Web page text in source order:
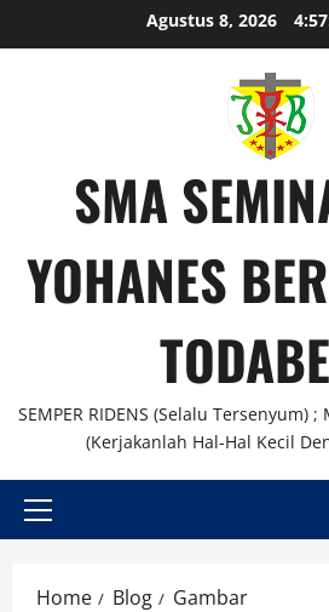
to
Agustus 8, 2026
SMA
YOHANES
SEMPER RIDENS (Selalu Tersenyum) ;
(Kerjakanlah Hal-Hal Kecil
Primary
Home Blog Gambar